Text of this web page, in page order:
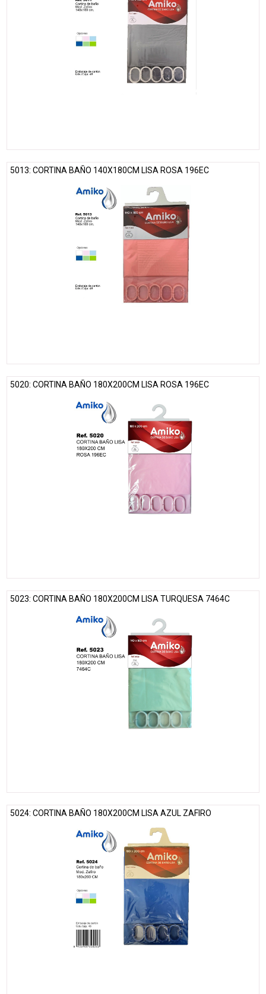
5013: CORTINA BAÑO 140X180CM LISA ROSA 196EC
5020: CORTINA BAÑO 180X200CM LISA ROSA 196EC
5023: CORTINA BAÑO 180X200CM LISA TURQUESA 7464C
5024: CORTINA BAÑO 180X200CM LISA AZUL ZAFIRO